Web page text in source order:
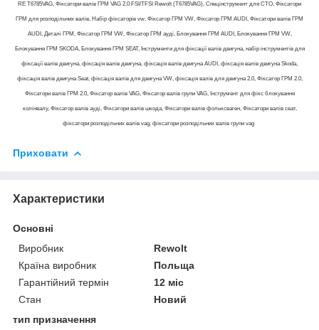
RE T6785VAG, Фіксатори валів ГРМ VAG 2.0 FSI/TFSI Rewolt (T6785VAG), Спецінструмент для СТО, Фіксатори
ГРМ для розподільних валів, Набір фіксаторів vw, Фіксатор ГРМ VW, Фіксатор ГРМ AUDI, Фіксатори валів ГРМ
AUDI, Деталі ГРМ, Фіксатор ГРМ VW, Фіксатор ГРМ ауді, Блокування ГРМ AUDI, Блокування ГРМ VW,
Блокування ГРМ SKODA, Блокування ГРМ SEAT, Інструменти для фіксації валів двигуна, набір інструментів для
фіксації валів двигуна, фіксація валів двигуна, фіксація валів двигуна AUDI, фіксація валів двигуна Skoda,
фіксація валів двигуна Seat, фіксація валів для двигуна VW, фіксація валів для двигуна 2.0, Фіксатор ГРМ 2.0,
Фіксатори валів ГРМ 2.0, Фіксатор валів VAG, Фіксатор валів групи VAG, Інструмент для фікс блокування
колінвалу, Фіксатор валів ауді, Фіксатори валів шкода, Фіксатори валів фольксваген, Фіксатори валів сеат,
фіксатори розподільних валів vag, фіксатори розподільних валів групи vag
Приховати
Характеристики
Основні
Виробник
Rewolt
Країна виробник
Польща
Гарантійний термін
12 міс
Стан
Новий
тип призначення